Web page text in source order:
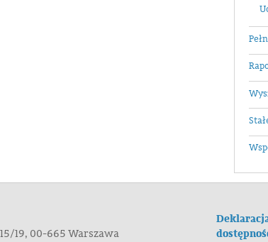
19, 00-665 Warszawa